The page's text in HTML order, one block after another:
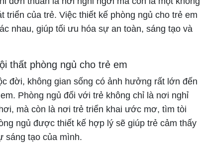
của trẻ. Việc thiết kế phòng ngủ cho trẻ em
nhau, giúp tối ưu hóa sự an toàn, sáng tạo và
thất phòng ngủ cho trẻ em
đời, không gian sống có ảnh hưởng rất lớn đến
Phòng ngủ đối với trẻ không chỉ là nơi nghỉ
mà còn là nơi trẻ triển khai ước mơ, tìm tòi
ngủ được thiết kế hợp lý sẽ giúp trẻ cảm thấy
sáng tạo của mình.